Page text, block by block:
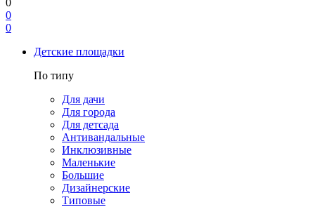
0
0
0
Детские площадки
По типу
Для дачи
Для города
Для детсада
Антивандальные
Инклюзивные
Маленькие
Большие
Дизайнерские
Типовые